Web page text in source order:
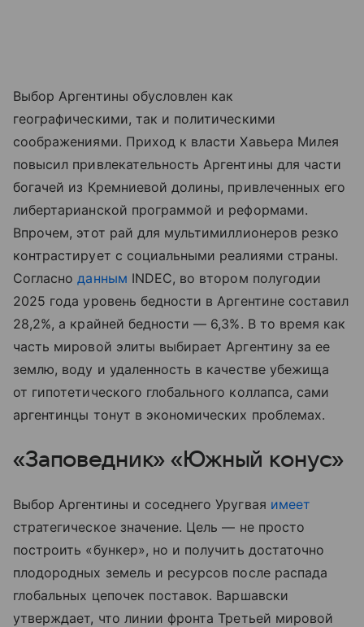
Выбор Аргентины обусловлен как
географическими, так и политическими
соображениями. Приход к власти Хавьера Милея
повысил привлекательность Аргентины для части
богачей из Кремниевой долины, привлеченных его
либертарианской программой и реформами.
Впрочем, этот рай для мультимиллионеров резко
контрастирует с социальными реалиями страны.
Согласноданным INDEC, во втором полугодии
2025 года уровень бедности в Аргентине составил
28,2%, а крайней бедности — 6,3%. В то время как
часть мировой элиты выбирает Аргентину за ее
землю, воду и удаленность в качестве убежища
от гипотетического глобального коллапса, сами
аргентинцы тонут в экономических проблемах.
«Заповедник» «Южный конус»
Выбор Аргентины и соседнего Уругвая имеет
стратегическое значение. Цель — не просто
построить «бункер», но и получить достаточно
плодородных земель и ресурсов после распада
глобальных цепочек поставок. Варшавски
утверждает, что линии фронта Третьей мировой